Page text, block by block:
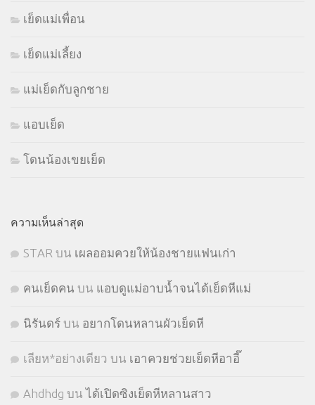
เย็ดแม่เพื่อน
เย็ดแม่เลี้ยง
แม่เย็ดกับลูกชาย
แอบเย็ด
โดนน้องเขยเย็ด
ความเห็นล่าสุด
STㅤAR บน เผลออมควยให้น้องชายแฟนเก่า
คนเย็ดคน บน แอบดูแม่อาบน้ำจนได้เย็ดหีแม่
นิรันดร์ บน อยากโดนหลานผัวเย็ดหี
เลียห*อย่างเดียว บน เอาควยช่วยเย็ดหีอาอี๊
Ahdhdg บนได้เปิดซิงเย็ดหีหลานสาว